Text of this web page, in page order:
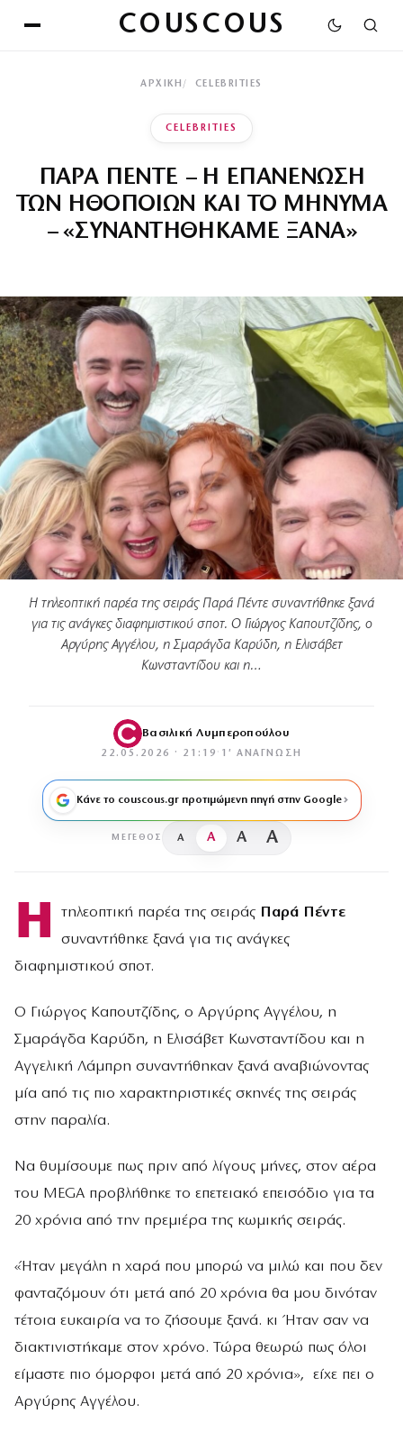
COUSCOUS
ΑΡΧΙΚΉ CELEBRITIES
CELEBRITIES
ΠΑΡΑ ΠΕΝΤΕ – Η ΕΠΑΝΕΝΩΣΗ
ΤΩΝ ΗΘΟΠΟΙΩΝ ΚΑΙ ΤΟ ΜΗΝΥΜΑ
– «ΣΥΝΑΝΤΗΘΗΚΑΜΕ ΞΑΝΑ»
Η τηλεοπτική παρέα της σειράς Παρά Πέντε συναντήθηκε ξανά
για τις ανάγκες διαφημιστικού σποτ. Ο Γιώργος Καπουτζίδης, ο
Αργύρης Αγγέλου, η Σμαράγδα Καρύδη, η Ελισάβετ
Κωνσταντίδου και η…
Βασιλική Λυμπεροπούλου
22.05.2026 · 21:19 · 1′ ΑΝΆΓΝΩΣΗ
Κάνε το couscous.gr προτιμώμενη πηγή στην Google
ΜΈΓΕΘΟΣ A A A A
Η τηλεοπτική παρέα της σειράς Παρά Πέντε
συναντήθηκε ξανά για τις ανάγκες
διαφημιστικού σποτ.
Ο Γιώργος Καπουτζίδης, ο Αργύρης Αγγέλου, η
Σμαράγδα Καρύδη, η Ελισάβετ Κωνσταντίδου και η
Αγγελική Λάμπρη συναντήθηκαν ξανά αναβιώνοντας
μία από τις πιο χαρακτηριστικές σκηνές της σειράς
στην παραλία.
Να θυμίσουμε πως πριν από λίγους μήνες, στον αέρα
του MEGA προβλήθηκε το επετειακό επεισόδιο για τα
20 χρόνια από την πρεμιέρα της κωμικής σειράς.
«Ήταν μεγάλη η χαρά που μπορώ να μιλώ και που δεν
φανταζόμουν ότι μετά από 20 χρόνια θα μου δινόταν
τέτοια ευκαιρία να το ζήσουμε ξανά. κι Ήταν σαν να
διακτινιστήκαμε στον χρόνο. Τώρα θεωρώ πως όλοι
είμαστε πιο όμορφοι μετά από 20 χρόνια», είχε πει ο
Αργύρης Αγγέλου.